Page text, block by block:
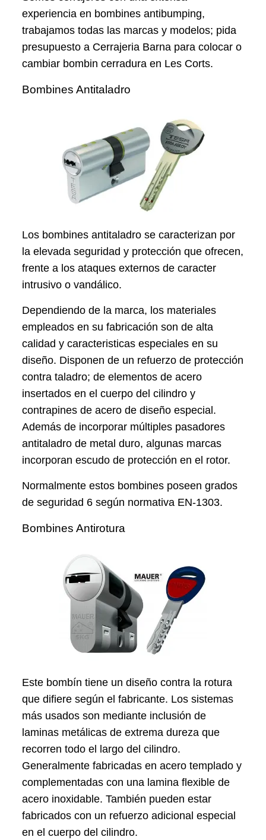
experiencia en bombines antibumping,
trabajamos todas las marcas y modelos; pida
presupuesto a Cerrajeria Barna para colocar o
cambiar bombin cerradura en Les Corts.
Bombines Antitaladro
Los bombines antitaladro se caracterizan por
la elevada seguridad y protección que ofrecen,
frente a los ataques externos de caracter
intrusivo o vandálico.
Dependiendo de la marca, los materiales
empleados en su fabricación son de alta
calidad y caracteristicas especiales en su
diseño. Disponen de un refuerzo de protección
contra taladro; de elementos de acero
insertados en el cuerpo del cilindro y
contrapines de acero de diseño especial.
Además de incorporar múltiples pasadores
antitaladro de metal duro, algunas marcas
incorporan escudo de protección en el rotor.
Normalmente estos bombines poseen grados
de seguridad 6 según normativa EN-1303.
Bombines Antirotura
Este bombín tiene un diseño contra la rotura
que difiere según el fabricante. Los sistemas
más usados son mediante inclusión de
laminas metálicas de extrema dureza que
recorren todo el largo del cilindro.
Generalmente fabricadas en acero templado y
complementadas con una lamina flexible de
acero inoxidable. También pueden estar
fabricados con un refuerzo adicional especial
en el cuerpo del cilindro.